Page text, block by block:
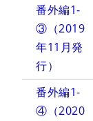
番外編1-
③（2019
年11月発
行）
番外編1-
④（2020